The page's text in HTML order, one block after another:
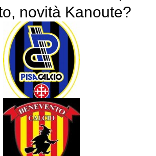
novità Kanoute?